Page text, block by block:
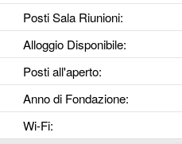
Posti Sala Riunioni:
Alloggio Disponibile:
Posti all'aperto:
Anno di Fondazione:
Wi-Fi: